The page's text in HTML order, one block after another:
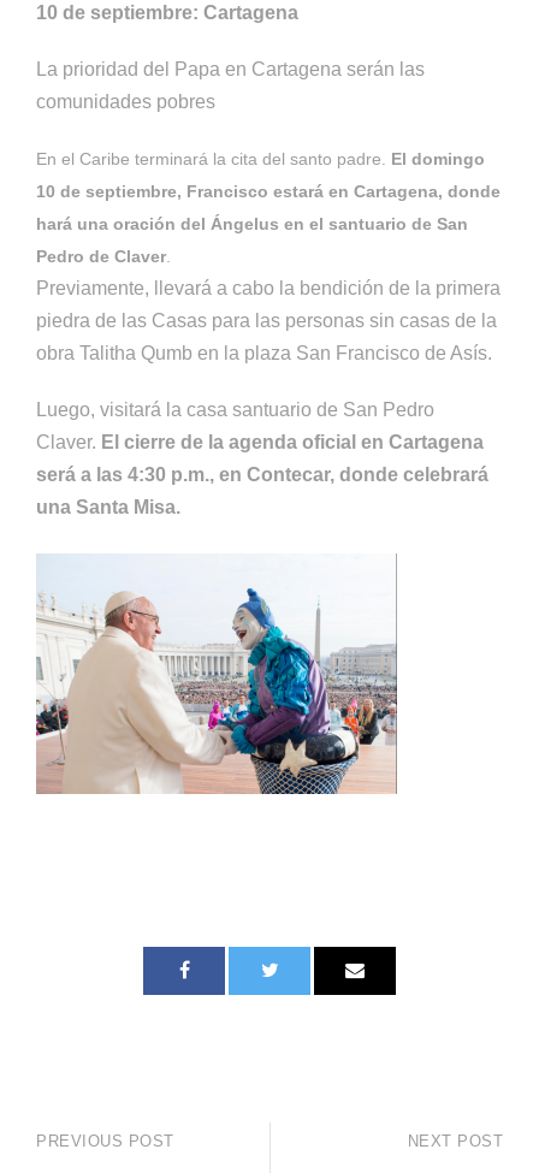
10 de septiembre: Cartagena
La prioridad del Papa en Cartagena serán las
comunidades pobres
En el Caribe terminará la cita del santo padre. El domingo
10 de septiembre, Francisco estará en Cartagena, donde
hará una oración del Ángelus en el santuario de San
Pedro de Claver
Previamente, llevará a cabo la bendición de la primera
piedra de las Casas para las personas sin casas de la
obra Talitha Qumb en la plaza San Francisco de Asís.
Luego, visitará la casa santuario de San Pedro
Claver. El cierre de la agenda oficial en Cartagena
será a las 4:30 p.m., en Contecar, donde celebrará
una Santa Misa.
PREVIOUS POST NEXT POST